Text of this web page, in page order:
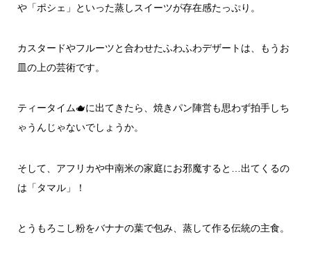
や「ポシェ」といった蒸しスイーツが存在感たっぷり。
カスタードやフルーツと合わせたふわふわデザートは、もうお
皿の上の芸術です。
ティータイム🫖に出てきたら、焼きパン陣営も思わず拍手しち
ゃうんじゃないでしょうか。
そして、アフリカや中南米の家庭にお邪魔すると…出てくるの
は「タマル」！
とうもろこし粉をバナナの葉で包み、蒸して作る伝統の主食。